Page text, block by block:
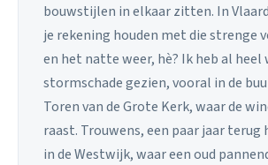
bouwstijlen in elkaar zitten. In
je rekening houden met die strenge
en het natte weer, hè? Ik heb al heel
stormschade gezien, vooral in de
Toren van de Grote Kerk, waar de
raast. Trouwens, een paar jaar terug
in de Westwijk, waar een oud